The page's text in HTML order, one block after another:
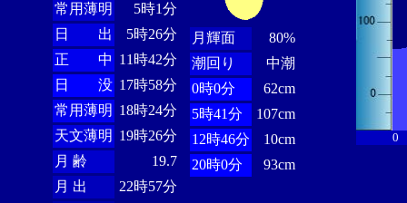
常用薄明
5時1分
日 出
5時26分
正 中 11時42分
日 没 17時58分
常用薄明 18時24分
天文薄明 19時26分
月 齢
19.7
月 出
22時57分
月輝面
80%
潮回り
中潮
0時0分
62cm
5時41分
107cm
12時46分
10cm
20時0分
93cm
0